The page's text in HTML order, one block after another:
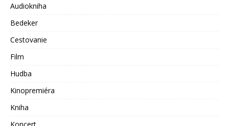
Audiokniha
Bedeker
Cestovanie
Film
Hudba
Kinopremiéra
Kniha
Koncert